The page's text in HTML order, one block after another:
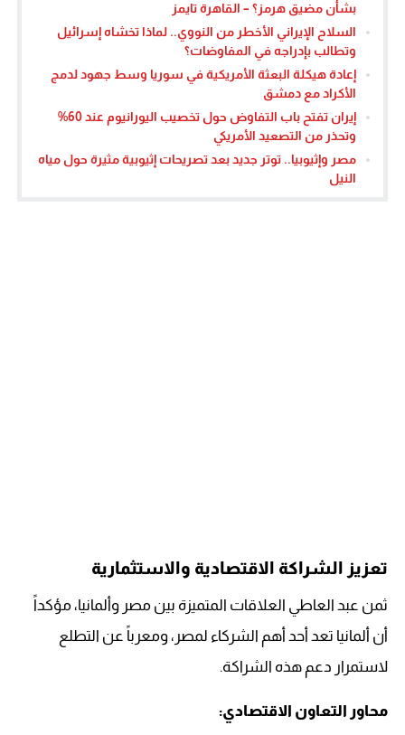
بشأن مضيق هرمز؟ – القاهرة تايمز
السلاح الإيراني الأخطر من النووي.. لماذا تخشاه إسرائيل
وتطالب بإدراجه في المفاوضات؟
إعادة هيكلة البعثة الأمريكية في سوريا وسط جهود لدمج
الأكراد مع دمشق
إيران تفتح باب التفاوض حول تخصيب اليورانيوم عند 60%
وتحذر من التصعيد الأمريكي
مصر وإثيوبيا.. توتر جديد بعد تصريحات إثيوبية مثيرة حول مياه
النيل
تعزيز الشراكة الاقتصادية والاستثمارية
ثمن عبد العاطي العلاقات المتميزة بين مصر وألمانيا، مؤكداً
أن ألمانيا تعد أحد أهم الشركاء لمصر، ومعرباً عن التطلع
لاستمرار دعم هذه الشراكة.
محاور التعاون الاقتصادي: